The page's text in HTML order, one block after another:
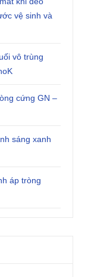
vệ sinh và
vô trùng
cứng GN –
sáng xanh
áp tròng